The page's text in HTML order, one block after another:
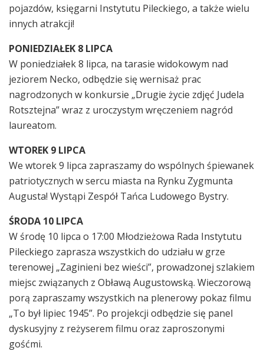
pojazdów, księgarni Instytutu Pileckiego, a także wielu
innych atrakcji!
PONIEDZIAŁEK 8 LIPCA
W poniedziałek 8 lipca, na tarasie widokowym nad
jeziorem Necko, odbędzie się wernisaż prac
nagrodzonych w konkursie „Drugie życie zdjęć Judela
Rotsztejna” wraz z uroczystym wręczeniem nagród
laureatom.
WTOREK 9 LIPCA
We wtorek 9 lipca zapraszamy do wspólnych śpiewanek
patriotycznych w sercu miasta na Rynku Zygmunta
Augusta! Wystąpi Zespół Tańca Ludowego Bystry.
ŚRODA 10 LIPCA
W środę 10 lipca o 17:00 Młodzieżowa Rada Instytutu
Pileckiego zaprasza wszystkich do udziału w grze
terenowej „Zaginieni bez wieści”, prowadzonej szlakiem
miejsc związanych z Obławą Augustowską. Wieczorową
porą zapraszamy wszystkich na plenerowy pokaz filmu
„To był lipiec 1945”. Po projekcji odbędzie się panel
dyskusyjny z reżyserem filmu oraz zaproszonymi
gośćmi.